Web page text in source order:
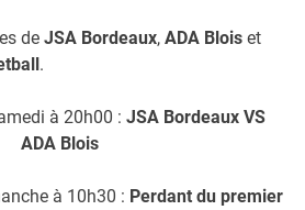
deJSA Bordeaux,ADA Blois et
.
à 20h00 : JSA Bordeaux VS
ADA Blois
à 10h30 : Perdant du premier